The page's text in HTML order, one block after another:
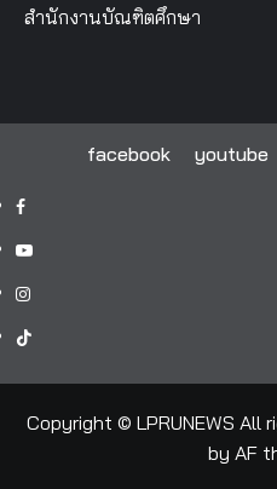
สำนักงานบัณฑิตศึกษา
facebook youtube
facebook
youtube
instagram
tiktok
Copyright © LPRUNEWS All
by AF